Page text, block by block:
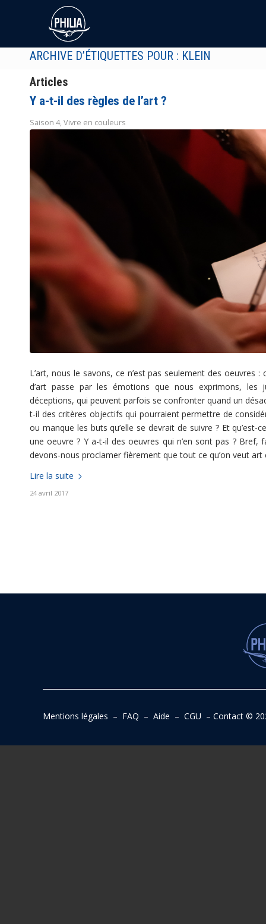
ARCHIVE D’ÉTIQUETTES POUR : KLEIN
Articles
Y a-t-il des règles de l’art ?
Saison 4, Vivre en couleurs
L’art, nous le savons, ce n’est pas seulement des oeuvres
d’art passe par les émotions que nous exprimons, les
déceptions, qui peuvent parfois se confronter quand un
t-il des critères objectifs qui pourraient permettre de
ou manque les buts qu’elle se devrait de suivre ? Et
une oeuvre ? Y a-t-il des oeuvres qui n’en sont pas ?
devons-nous proclamer fièrement que tout ce qu’on veut art
Lire la suite
24 avril 2017
Mentions légales – FAQ – Aide – CGU – Contact©